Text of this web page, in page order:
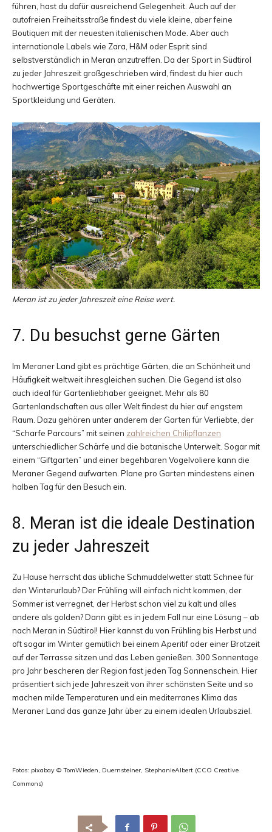
führen, hast du dafür ausreichend Gelegenheit. Auch auf der
autofreien Freiheitsstraße findest du viele kleine, aber feine
Boutiquen mit der neuesten italienischen Mode. Aber auch
internationale Labels wie Zara, H&M oder Esprit sind
selbstverständlich in Meran anzutreffen. Da der Sport in Südtirol
zu jeder Jahreszeit großgeschrieben wird, findest du hier auch
hochwertige Sportgeschäfte mit einer reichen Auswahl an
Sportkleidung und Geräten.
Meran ist zu jeder Jahreszeit eine Reise wert.
7. Du besuchst gerne Gärten
Im Meraner Land gibt es prächtige Gärten, die an Schönheit und
Häufigkeit weltweit ihresgleichen suchen. Die Gegend ist also
auch ideal für Gartenliebhaber geeignet. Mehr als 80
Gartenlandschaften aus aller Welt findest du hier auf engstem
Raum. Dazu gehören unter anderem der Garten für Verliebte, der
“Scharfe Parcours” mit seinen zahlreichen Chilipflanzen
unterschiedlicher Schärfe und die botanische Unterwelt. Sogar mit
einem “Giftgarten” und einer begehbaren Vogelvoliere kann die
Meraner Gegend aufwarten. Plane pro Garten mindestens einen
halben Tag für den Besuch ein.
8. Meran ist die ideale Destination
zu jeder Jahreszeit
Zu Hause herrscht das übliche Schmuddelwetter statt Schnee für
den Winterurlaub? Der Frühling will einfach nicht kommen, der
Sommer ist verregnet, der Herbst schon viel zu kalt und alles
andere als golden? Dann gibt es in jedem Fall nur eine Lösung – ab
nach Meran in Südtirol! Hier kannst du von Frühling bis Herbst und
oft sogar im Winter gemütlich bei einem Aperitif oder einer Brotzeit
auf der Terrasse sitzen und das Leben genießen. 300 Sonnentage
pro Jahr bescheren der Region fast jeden Tag Sonnenschein. Hier
präsentiert sich jede Jahreszeit von ihrer schönsten Seite und so
machen milde Temperaturen und ein mediterranes Klima das
Meraner Land das ganze Jahr über zu einem idealen Urlaubsziel.
Fotos: pixabay © TomWieden, Duernsteiner, StephanieAlbert (CCO Creative
Commons)